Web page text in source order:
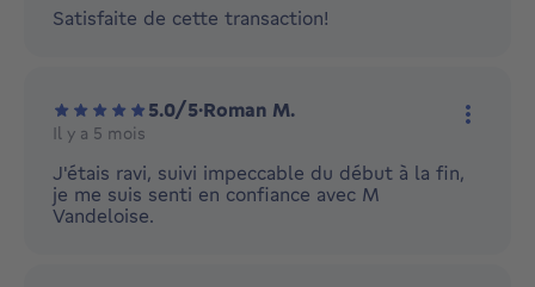
Satisfaite de cette transaction!
5.0/5·Roman M.
Il y a 5 mois
J'étais ravi, suivi impeccable du début à la fin,
je me suis senti en confiance avec M
Vandeloise.